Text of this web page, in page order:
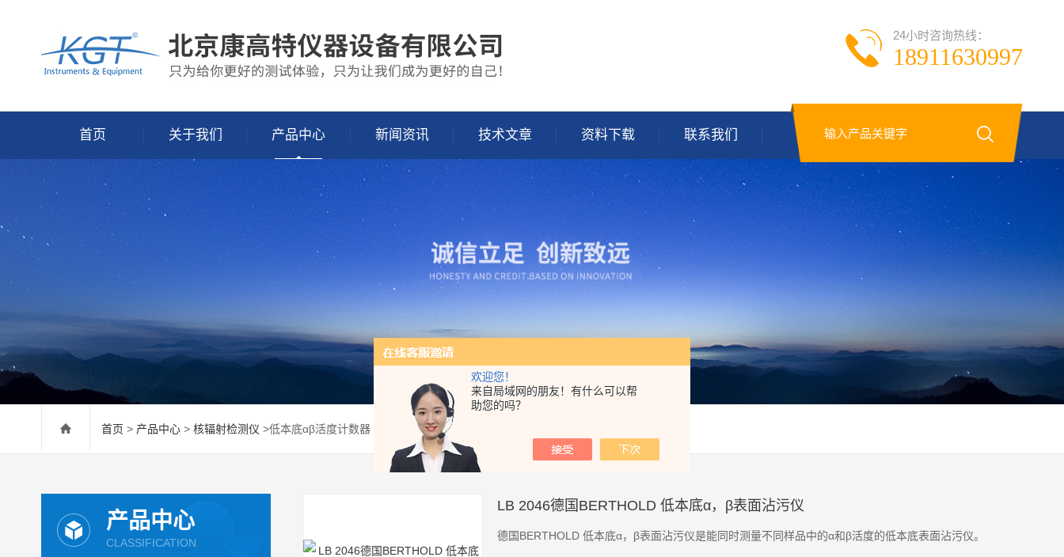
欢迎您！
来自局域网的朋友！有什么可以帮
助您的吗？
24小时咨询热线：
18911630997
首页 关于我们 产品中心 新闻资讯 技术文章 资料下载 联系我们
首页 > 产品中心 > 核辐射检测仪 >低本底αβ活度计数器
产品中心
CLASSIFICATION
LB 2046德国BERTHOLD 低本底α，β表面沾污仪
德国BERTHOLD 低本底α，β表面沾污仪是能同时测量不同样品中的α和β活度的低本底表面沾污仪。